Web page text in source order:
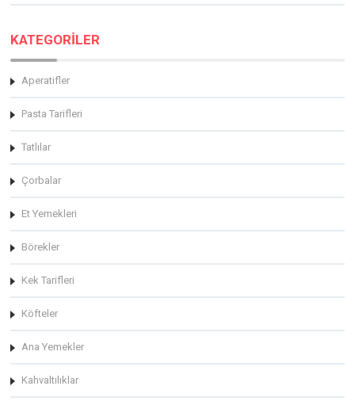
KATEGORİLER
Aperatifler
Pasta Tarifleri
Tatlılar
Çorbalar
Et Yemekleri
Börekler
Kek Tarifleri
Köfteler
Ana Yemekler
Kahvaltılıklar